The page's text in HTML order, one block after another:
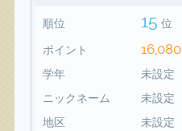
順位 15 位
ポイント 16,080
学年
未設定
ニックネーム
未設定
地区
未設定